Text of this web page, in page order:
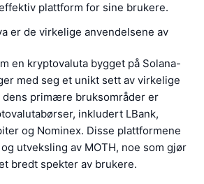
plattform for sine brukere.
er de virkelige anvendelsene av
en kryptovaluta bygget på Solana-
med seg et unikt sett av virkelige
dens primære bruksområder er
inkludert LBank,
og Nominex. Disse plattformene
utveksling av MOTH, noe som gjør
bredt spekter av brukere.